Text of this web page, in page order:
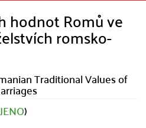
hodnot Romů ve
romsko-
Traditional Values of
)